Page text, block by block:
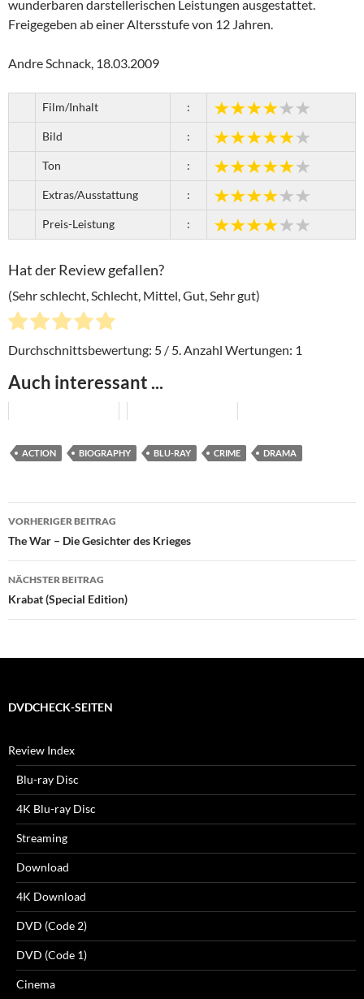
wunderbaren darstellerischen Leistungen ausgestattet.
Freigegeben ab einer Altersstufe von 12 Jahren.
Andre Schnack, 18.03.2009
Film/Inhalt :
Bild :
Ton :
Extras/Ausstattung :
Preis-Leistung :
Hat der Review gefallen?
(Sehr schlecht, Schlecht, Mittel, Gut, Sehr gut)
Durchschnittsbewertung: 5 / 5. Anzahl Wertungen: 1
Auch interessant ...
ACTION BIOGRAPHY BLU-RAY CRIME DRAMA
Beitragsnavigation
VORHERIGER BEITRAG
The War – Die Gesichter des Krieges
NÄCHSTER BEITRAG
Krabat (Special Edition)
DVDCHECK-SEITEN
Review Index
Blu-ray Disc
4K Blu-ray Disc
Streaming
Download
4K Download
DVD (Code 2)
DVD (Code 1)
Cinema